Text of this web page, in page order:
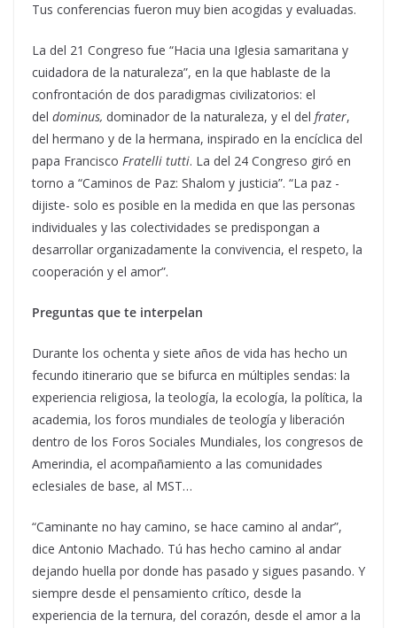
Tus conferencias fueron muy bien acogidas y evaluadas.
La del 21 Congreso fue “Hacia una Iglesia samaritana y
cuidadora de la naturaleza”, en la que hablaste de la
confrontación de dos paradigmas civilizatorios: el
del dominus, dominador de la naturaleza, y el del frater,
del hermano y de la hermana, inspirado en la encíclica del
papa Francisco Fratelli tutti. La del 24 Congreso giró en
torno a “Caminos de Paz: Shalom y justicia”. “La paz -
dijiste- solo es posible en la medida en que las personas
individuales y las colectividades se predispongan a
desarrollar organizadamente la convivencia, el respeto, la
cooperación y el amor”.
Preguntas que te interpelan
Durante los ochenta y siete años de vida has hecho un
fecundo itinerario que se bifurca en múltiples sendas: la
experiencia religiosa, la teología, la ecología, la política, la
academia, los foros mundiales de teología y liberación
dentro de los Foros Sociales Mundiales, los congresos de
Amerindia, el acompañamiento a las comunidades
eclesiales de base, al MST…
“Caminante no hay camino, se hace camino al andar”,
dice Antonio Machado. Tú has hecho camino al andar
dejando huella por donde has pasado y sigues pasando. Y
siempre desde el pensamiento crítico, desde la
experiencia de la ternura, del corazón, desde el amor a la